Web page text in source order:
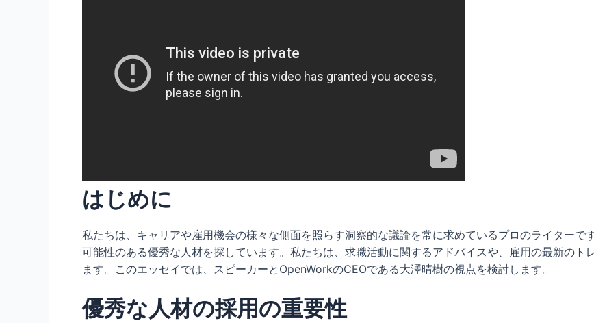
はじめに
私たちは、キャリアや雇用機会の様々な側面を照らす洞察的な議論を常に求めているプロのライターで
可能性のある優秀な人材を探しています。私たちは、求職活動に関するアドバイスや、雇用の最新のト
ます。このエッセイでは、スピーカーとOpenWorkのCEOである大澤晴樹の視点を検討します。
優秀な人材の採用の重要性